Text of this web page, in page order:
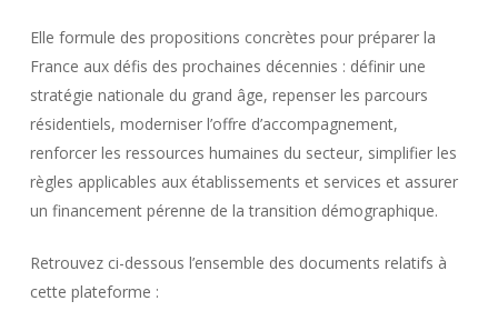
Elle formule des propositions concrètes pour préparer la
France aux défis des prochaines décennies : définir une
stratégie nationale du grand âge, repenser les parcours
résidentiels, moderniser l’offre d’accompagnement,
renforcer les ressources humaines du secteur, simplifier les
règles applicables aux établissements et services et assurer
un financement pérenne de la transition démographique.
Retrouvez ci-dessous l’ensemble des documents relatifs à
cette plateforme :